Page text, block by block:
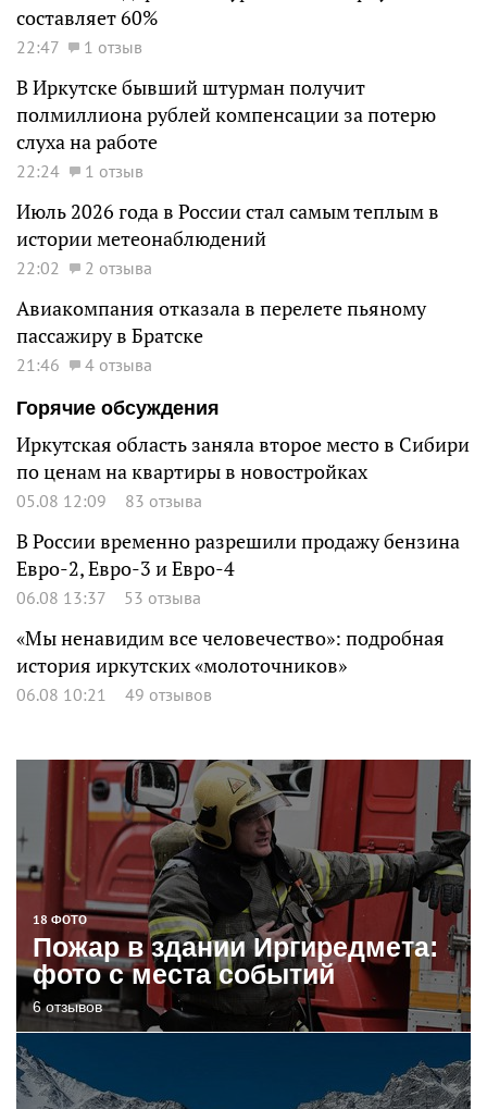
составляет 60%
22:47 1 отзыв
В Иркутске бывший штурман получит
полмиллиона рублей компенсации за потерю
слуха на работе
22:24 1 отзыв
Июль 2026 года в России стал самым теплым в
истории метеонаблюдений
22:02 2 отзыва
Авиакомпания отказала в перелете пьяному
пассажиру в Братске
21:46
4 отзыва
Горячие обсуждения
Иркутская область заняла второе место в Сибири
по ценам на квартиры в новостройках
05.08 12:09 83 отзыва
В России временно разрешили продажу бензина
Евро-2, Евро-3 и Евро-4
06.08 13:37 53 отзыва
«Мы ненавидим все человечество»: подробная
история иркутских «молоточников»
06.08 10:21 49 отзывов
18 ФОТО
Пожар в здании Иргиредмета:
фото с места событий
6 отзывов